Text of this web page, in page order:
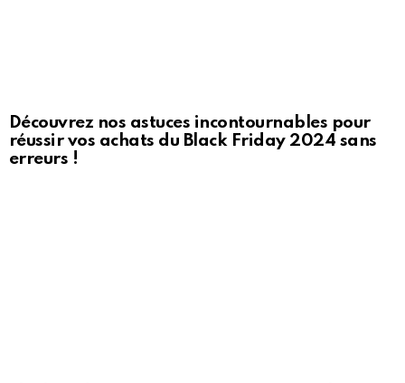
Découvrez nos astuces incontournables pour
réussir vos achats du Black Friday 2024 sans
erreurs !